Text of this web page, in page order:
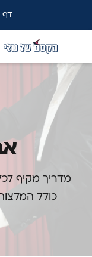
דף
מדריך מקיף
כולל